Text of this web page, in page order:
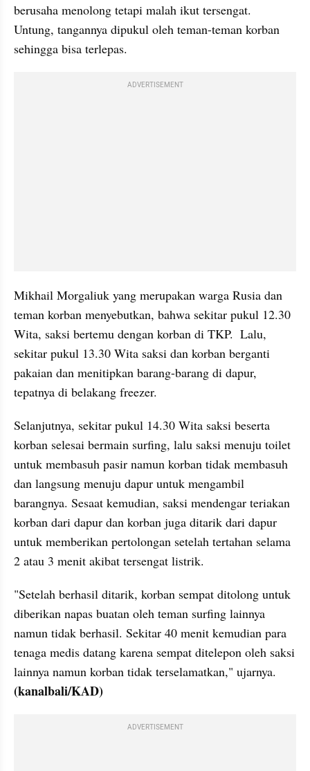
berusaha menolong tetapi malah ikut tersengat.
Untung, tangannya dipukul oleh teman-teman korban
sehingga bisa terlepas.
ADVERTISEMENT
Mikhail Morgaliuk yang merupakan warga Rusia dan
teman korban menyebutkan, bahwa sekitar pukul 12.30
Wita, saksi bertemu dengan korban di TKP.  Lalu,
sekitar pukul 13.30 Wita saksi dan korban berganti
pakaian dan menitipkan barang-barang di dapur,
tepatnya di belakang freezer.
Selanjutnya, sekitar pukul 14.30 Wita saksi beserta
korban selesai bermain surfing, lalu saksi menuju toilet
untuk membasuh pasir namun korban tidak membasuh
dan langsung menuju dapur untuk mengambil
barangnya. Sesaat kemudian, saksi mendengar teriakan
korban dari dapur dan korban juga ditarik dari dapur
untuk memberikan pertolongan setelah tertahan selama
2 atau 3 menit akibat tersengat listrik.
"Setelah berhasil ditarik, korban sempat ditolong untuk
diberikan napas buatan oleh teman surfing lainnya
namun tidak berhasil. Sekitar 40 menit kemudian para
tenaga medis datang karena sempat ditelepon oleh saksi
(kanalbali/KAD)
ADVERTISEMENT